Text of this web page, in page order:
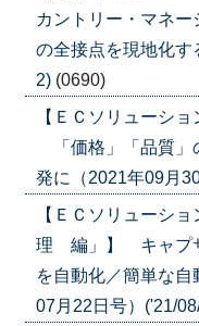
カントリー・マネ
の全接点を現地化す
2) (0690)
【ＥＣソリューシ
「価格」「品質」
発に（2021年09月
【ＥＣソリューシ
理 編」】 キャプ
を自動化／簡単な
07月22日号）('21/